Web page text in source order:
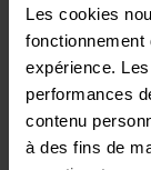
Les cookies
fonctionnement
expérience.
performances
contenu
à des fins de
Body à
pressions pour
laine mérinos
27,95 €-30 %
Warm